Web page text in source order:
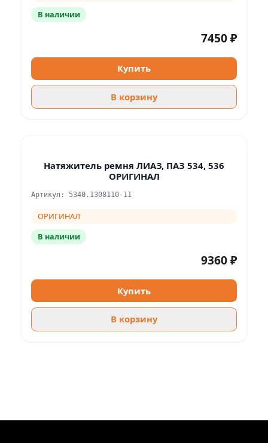
В наличии
7450 ₽
Купить
В корзину
Натяжитель ремня ЛИАЗ, ПАЗ 534, 536
ОРИГИНАЛ
Артикул: 5340.1308110-11
ОРИГИНАЛ
В наличии
9360 ₽
Купить
В корзину